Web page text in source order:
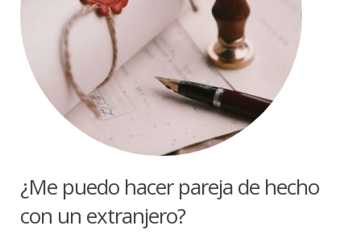
¿Me puedo hacer pareja de hecho
con un extranjero?